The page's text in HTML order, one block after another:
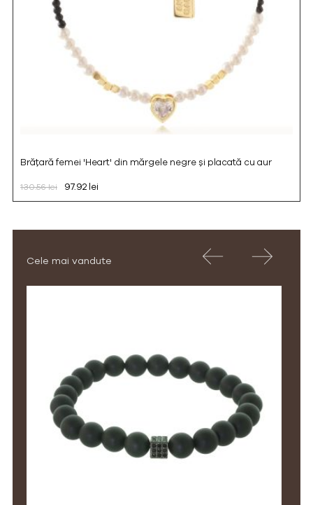
Brățară femei 'Heart' din mărgele negre și placată cu aur
130.56 lei 97.92 lei
Cele mai vandute